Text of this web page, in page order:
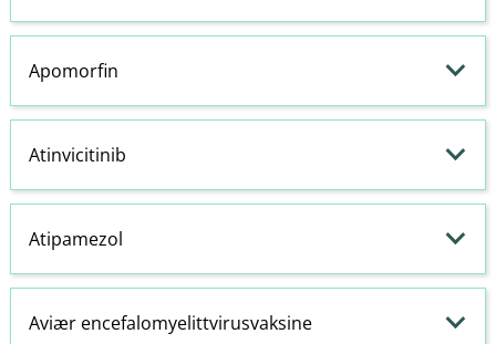
Apomorfin
Atinvicitinib
Atipamezol
Aviær encefalomyelittvirusvaksine